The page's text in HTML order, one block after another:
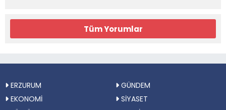
Tüm Yorumlar
ERZURUM
GÜNDEM
EKONOMİ
SİYASET